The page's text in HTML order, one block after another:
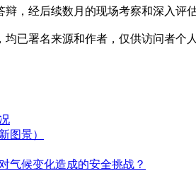
，经后续数月的现场考察和深入评
已署名来源和作者，仅供访问者
图景）
气候变化造成的安全挑战？